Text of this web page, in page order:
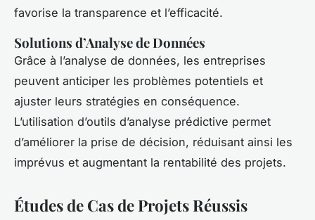
favorise la transparence et l’efficacité.
Solutions d’Analyse de Données
Grâce à l’analyse de données, les entreprises
peuvent anticiper les problèmes potentiels et
ajuster leurs stratégies en conséquence.
L’utilisation d’outils d’analyse prédictive permet
d’améliorer la prise de décision, réduisant ainsi les
imprévus et augmentant la rentabilité des projets.
Études de Cas de Projets Réussis